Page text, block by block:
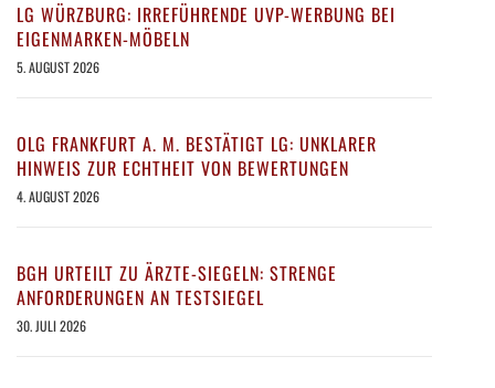
LG WÜRZBURG: IRREFÜHRENDE UVP-WERBUNG BEI
EIGENMARKEN-MÖBELN
5. AUGUST 2026
OLG FRANKFURT A. M. BESTÄTIGT LG: UNKLARER
HINWEIS ZUR ECHTHEIT VON BEWERTUNGEN
4. AUGUST 2026
BGH URTEILT ZU ÄRZTE-SIEGELN: STRENGE
ANFORDERUNGEN AN TESTSIEGEL
30. JULI 2026